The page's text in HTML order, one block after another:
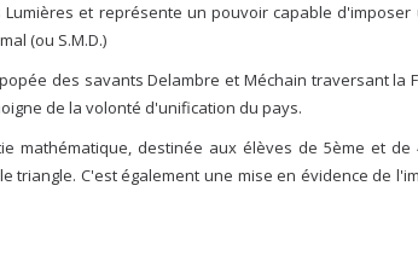
Lumières et représente un pouvoir capable
(ou S.M.D.)
des savants Delambre et Méchain traversant la
de la volonté d'unification du pays.
mathématique, destinée aux élèves de 5ème et
triangle. C'est également une mise en évidence de